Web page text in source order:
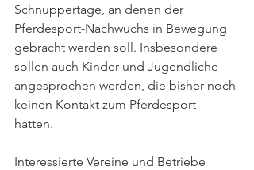
Schnuppertage, an denen der
Pferdesport-Nachwuchs in Bewegung
gebracht werden soll. Insbesondere
sollen auch Kinder und Jugendliche
angesprochen werden, die bisher noch
keinen Kontakt zum Pferdesport
hatten.
Interessierte Vereine und Betriebe